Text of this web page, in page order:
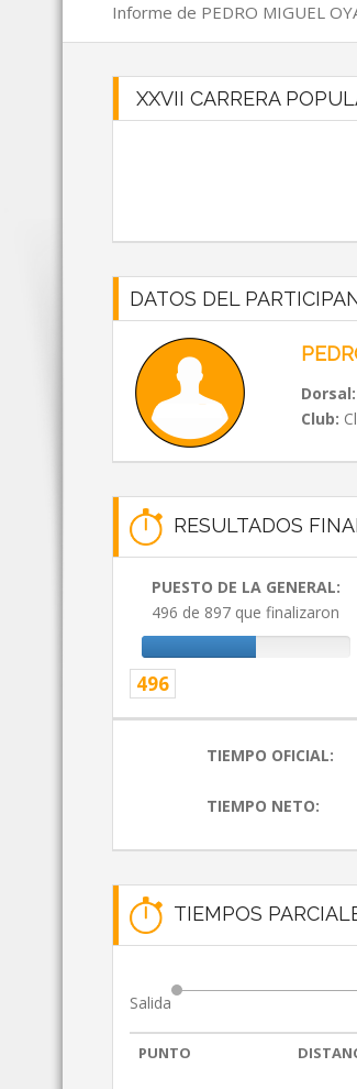
Informe de PEDRO MIGUEL
XXVII CARRERA
DATOS DEL
Dorsal:
Club:
RESULTADOS
PUESTO DE LA GENERAL:
496 de 897 que finalizaron
496
TIEMPO OFICIAL:
TIEMPO NETO:
TIEMPOS
Salida
PUNTO